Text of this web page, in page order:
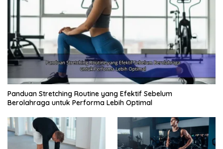
Panduan Stretching Routine yang Efektif Sebelum
Berolahraga untuk Performa Lebih Optimal